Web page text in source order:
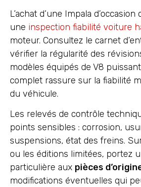
L’achat d’une Impala
une inspection fiabilité voiture
moteur. Consultez le carnet
vérifier la régularité des
modèles équipés de V8
complet rassure sur la fiabilité
du véhicule.
Les relevés de contrôle
points sensibles : corrosion,
suspensions, état des freins.
ou les éditions limitées, portez
particulière aux pièces
modifications éventuelles qui